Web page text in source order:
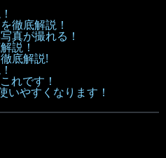
徹底解説！
真が撮れる！
説！
底解説!
れです！
いやすくなります！